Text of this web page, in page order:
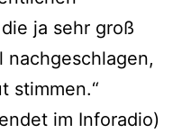
ja sehr groß
stimmen.“
im Inforadio)